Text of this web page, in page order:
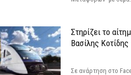
Στηρίζει το
Βασίλης Κοτίδης
Σε ανάρτηση στο